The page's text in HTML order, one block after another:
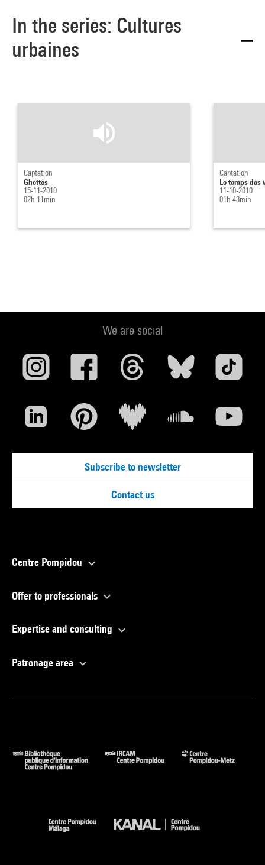
In the series: Cultures
urbaines
Captation
Ghettos
15-11-2010
02h 11min
Captation
Le temps des
11-10-2010
01h 43min
We are social
Subscribe to newsletter
Contact us
Centre Pompidou
Offer to professionals
Expertise and consulting
Patronage area